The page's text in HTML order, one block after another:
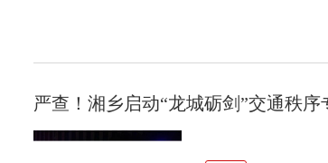
严查！湘乡启动“龙城砺剑”交通秩序